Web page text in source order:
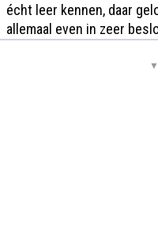
écht leer kennen, daar
allemaal even in zeer
▼